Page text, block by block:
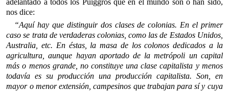
nos dice:
“Aquí hay que distinguir dos clases de colonias. En el primer
caso se trata de verdaderas colonias, como las de Estados Unidos,
Australia, etc. En éstas, la masa de los colonos dedicados a la
agricultura, aunque hayan aportado de la metrópoli un capital
más o menos grande, no constituye una clase capitalista y menos
todavía es su producción una producción capitalista. Son, en
mayor o menor extensión, campesinos que trabajan para sí y cuya